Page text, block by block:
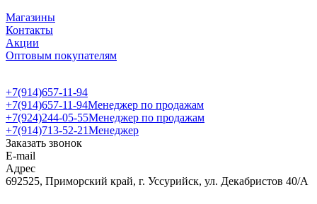
Магазины
Контакты
Акции
Оптовым покупателям
+7(914)657-11-94
+7(914)657-11-94Менеджер по продажам
+7(924)244-05-55Менеджер по продажам
+7(914)713-52-21Менеджер
Заказать звонок
E-mail
Адрес
692525, Приморский край, г. Уссурийск, ул. Декабристов 40/А